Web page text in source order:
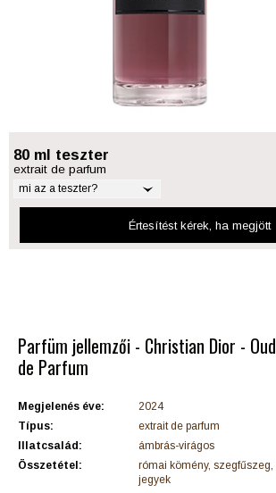
80 ml teszter
extrait de parfum
mi az a teszter?
Értesítést kérek, ha megjött
Parfüm jellemzői - Christian Dior -
de Parfum
Megjelenés éve:
2024
Típus:
extrait de parfum
Illatcsalád:
ámbrás-virágos
Összetétel:
római kömény,
jegyek